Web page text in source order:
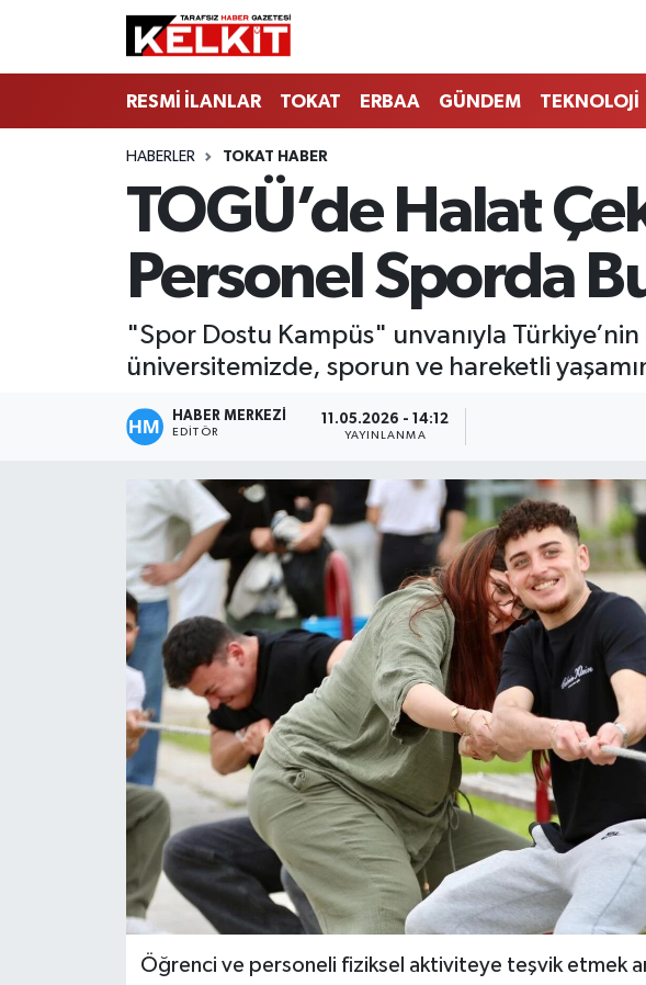
RESMİ İLANLAR TOKAT ERBAA GÜNDEM TEKNOLOJİ
HABERLER TOKAT HABER
TOGÜ’de Halat
Personel Sporda
"Spor Dostu Kampüs" unvanıyla
üniversitemizde, sporun ve hareketli
HABER MERKEZİ
EDITÖR
11.05.2026 - 14:12
YAYINLANMA
Öğrenci ve personeli fiziksel aktiviteye teşvik etmek